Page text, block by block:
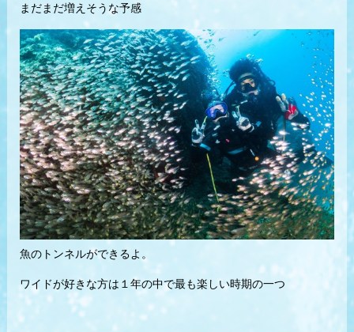
まだまだ増えそうな予感
魚のトンネルができるよ。
ワイドが好きな方は１年の中で最も楽しい時期の一つ